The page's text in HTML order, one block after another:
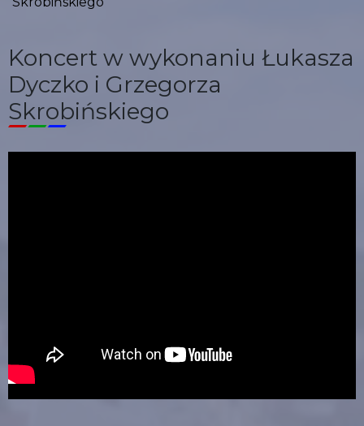
Koncert w wykonaniu Łukasza
Dyczko i Grzegorza
Skrobińskiego